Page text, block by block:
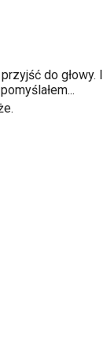
do głowy. I